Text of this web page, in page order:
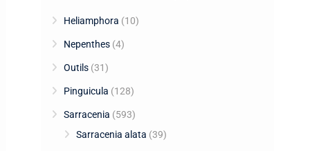
Heliamphora (10)
Nepenthes (4)
Outils (31)
Pinguicula (128)
Sarracenia (593)
Sarracenia alata (39)